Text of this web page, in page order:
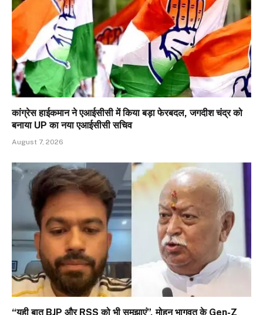
कांग्रेस हाईकमान ने एआईसीसी में किया बड़ा फेरबदल, जगदीश चंद्र को
बनाया UP का नया एआईसीसी सचिव
August 7, 2026
“यही बात BJP और RSS को भी समझाएं”, मोहन भागवत के Gen-Z